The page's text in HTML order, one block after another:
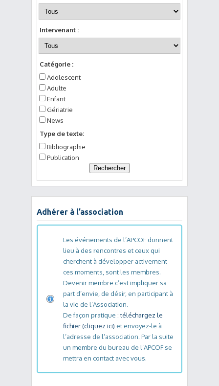
Intervenant :
Catégorie :
Adolescent
Adulte
Enfant
Gériatrie
News
Type de texte:
Bibliographie
Publication
Adhérer à l’association
Les événements de l’APCOF donnent
lieu à des rencontres et ceux qui
cherchent à développer activement
ces moments, sont les membres.
Devenir membre c’est impliquer sa
part d’envie, de désir, en participant à
la vie de l’Association.
De façon pratique :téléchargez le
fichier (cliquez ici) et envoyez-le à
l’adresse de l’association. Par la suite
un membre du bureau de l’APCOF se
mettra en contact avec vous.